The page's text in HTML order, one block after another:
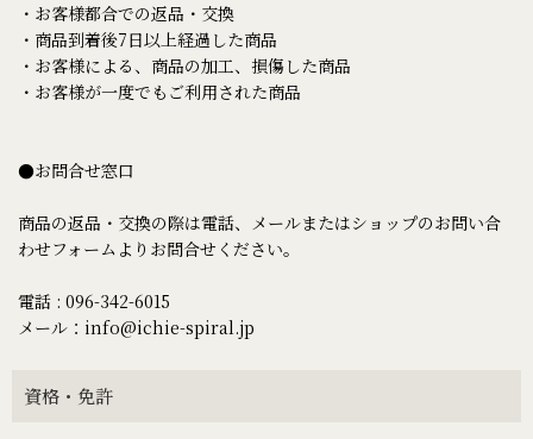
・お客様都合での返品・交換
・商品到着後7日以上経過した商品
・お客様による、商品の加工、損傷した商品
・お客様が一度でもご利用された商品
●お問合せ窓口
商品の返品・交換の際は電話、メールまたはショップのお問い合
わせフォームよりお問合せください。
電話 : 096-342-6015
メール：info@ichie-spiral.jp
資格・免許